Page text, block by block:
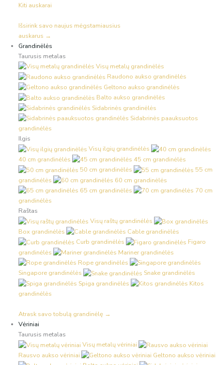
Kiti auskarai
Išsirink savo naujus mėgstamiausius
auskarus →
Grandinėlės
Taurusis metalas
Visų metalų grandinėlės
Raudono aukso grandinėlės
Geltono aukso grandinėlės
Balto aukso grandinėlės
Sidabrinės grandinėlės
Sidabrinės paauksuotos
grandinėlės
Ilgis
Visų ilgių grandinėlės
40 cm grandinėlės
45 cm grandinėlės
50 cm grandinėlės
55 cm
grandinėlės
60 cm grandinėlės
65 cm grandinėlės
70 cm
grandinėlės
Raštas
Visų raštų grandinėlės
Box grandinėlės
Cable grandinėlės
Curb grandinėlės
Figaro
grandinėlės
Mariner grandinėlės
Rope grandinėlės
Singapore grandinėlės
Snake grandinėlės
Spiga grandinėlės
Kitos
grandinėlės
Atrask savo tobulą grandinėlę →
Vėriniai
Taurusis metalas
Visų metalų vėriniai
Rausvo aukso vėriniai
Geltono aukso vėriniai